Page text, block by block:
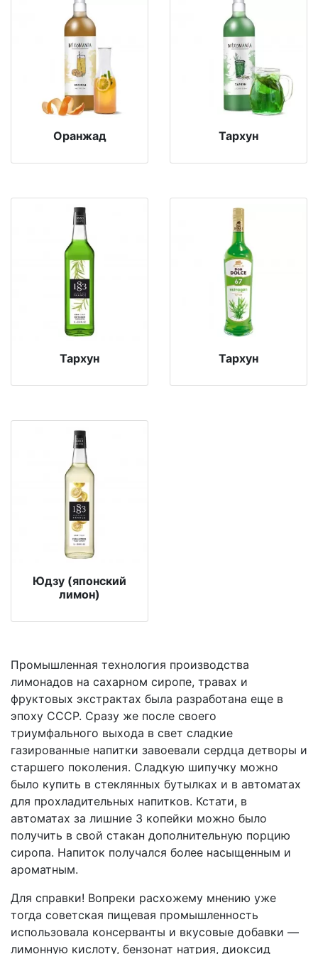
Оранжад Тархун
Тархун Тархун
Юдзу (японский
лимон)
Промышленная технология производства
лимонадов на сахарном сиропе, травах и
фруктовых экстрактах была разработана еще в
эпоху СССР. Сразу же после своего
триумфального выхода в свет сладкие
газированные напитки завоевали сердца детворы и
старшего поколения. Сладкую шипучку можно
было купить в стеклянных бутылках и в автоматах
для прохладительных напитков. Кстати, в
автоматах за лишние 3 копейки можно было
получить в свой стакан дополнительную порцию
сиропа. Напиток получался более насыщенным и
ароматным.
Для справки! Вопреки расхожему мнению уже
тогда советская пищевая промышленность
использовала консерванты и вкусовые добавки —
лимонную кислоту, бензонат натрия, диоксид